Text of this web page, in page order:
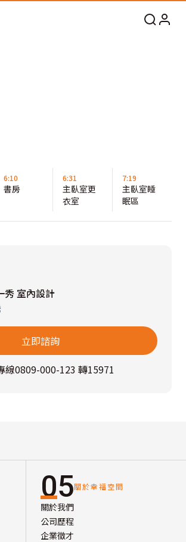
6:10
書房
6:31
主臥室更
衣室
7:19
主臥室睡
眠區
秀 室內設計
立即諮詢
線0809-000-123 轉15971
05關於幸福空間
關於我們
公司歷程
企業徵才